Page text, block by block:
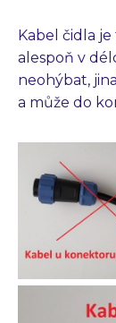
Kabel čidla
alespoň v
neohýbat,
a může do